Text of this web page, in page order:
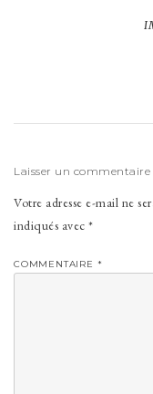
Laisser un commentaire
Votre adresse e-mail ne
indiqués avec *
COMMENTAIRE *